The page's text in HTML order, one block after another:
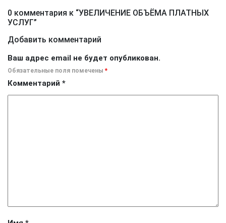
0 комментария к “УВЕЛИЧЕНИЕ ОБЪЁМА ПЛАТНЫХ
УСЛУГ”
Добавить комментарий
Ваш адрес email не будет опубликован.
Обязательные поля помечены *
Комментарий *